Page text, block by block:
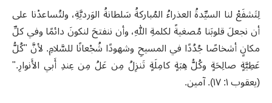
لِتَشفَعْ لنا السيِّدةُ العذراءُ المُباركةُ سَلطانةُ الوَرديَّةِ، ولتُساعدْنا على
أن نجعلَ قلوبَنا مُصغيةً لكلمةِ اللهِ، وأن ننفتحَ لنكونَ دائمًا وفي كلِّ
مكانٍ أشخاصًا جُدُدًا في المسيحِ وشهودًا شُجْعانًا للسَّلامِ. لأنَّ "كُلُّ
عَطِيَّةٍ صالِحَةٍ وكُلُّ هِبَةٍ كامِلَةٍ تَنزِلُ مِن عَلُ مِن عِندِ أَبي الأَنوارِ."
(يعقوب ١: ١٧). آمين
.